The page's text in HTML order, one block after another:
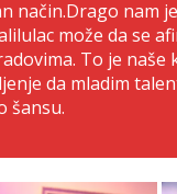
način.Drago nam
može da se
To je naše
da mladim
šansu.